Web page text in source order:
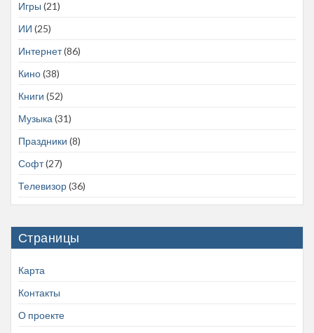
Игры (21)
ИИ (25)
Интернет(86)
Кино(38)
Книги (52)
Музыка(31)
Праздники (8)
Софт(27)
Телевизор(36)
Страницы
Карта
Контакты
О проекте